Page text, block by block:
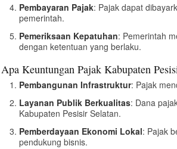
Pembayaran Pajak: Pajak dapat
pemerintah.
Pemeriksaan Kepatuhan: Pemerintah
dengan ketentuan yang berlaku.
Apa Keuntungan Pajak Kabupaten
Pembangunan Infrastruktur: Pajak
Layanan Publik Berkualitas: Dana
Kabupaten Pesisir Selatan.
Pemberdayaan Ekonomi Lokal: Pajak
pendukung bisnis.